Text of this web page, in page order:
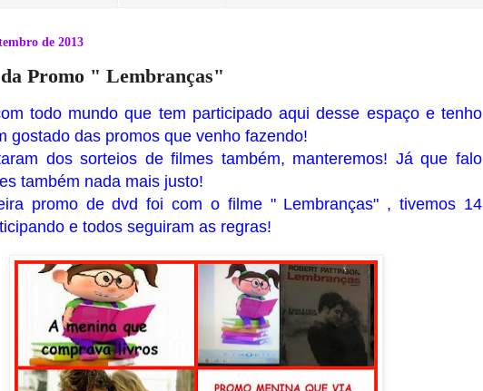
de 2013
Promo " Lembranças"
todo mundo que tem participado aqui desse espaço e tenho
gostado das promos que venho fazendo!
dos sorteios de filmes também, manteremos! Já que falo
também nada mais justo!
promo de dvd foi com o filme " Lembranças" , tivemos 14
e todos seguiram as regras!